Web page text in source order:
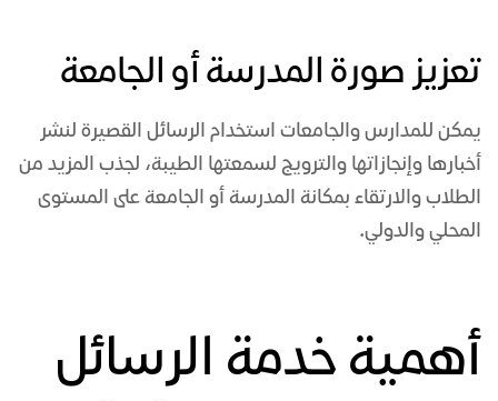
تعزيز صورة المدرسة أو الجامعة
يمكن للمدارس والجامعات استخدام الرسائل القصيرة لنشر
أخبارها وإنجازاتها والترويج لسمعتها الطيبة، لجذب المزيد من
الطلاب والارتقاء بمكانة المدرسة أو الجامعة على المستوى
المحلي والدولي.
أهمية خدمة الرسائل